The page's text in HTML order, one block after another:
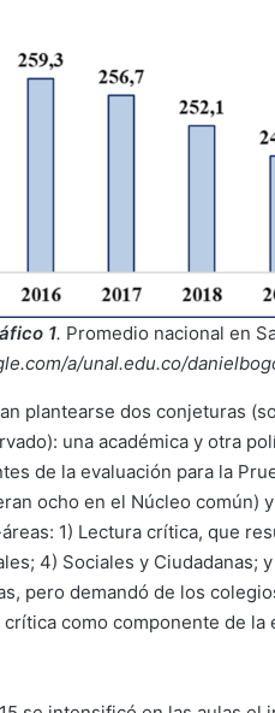
1. Promedio nacional en
a/unal.edu.co/
plantearse dos conjeturas
una académica y otra
de la evaluación para la
ocho en el Núcleo común)
1) Lectura crítica, que
4) Sociales y Ciudadanas;
pero demandó de los
como componente de